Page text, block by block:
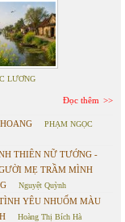
LƯƠNG
Đọc thêm
PHẠM NGỌC
THIÊN NỮ TƯỚNG -
MẸ TRẦM MÌNH
Nguyệt Quỳnh
YÊU NHUỐM MÀU
Hoàng Thị Bích Hà